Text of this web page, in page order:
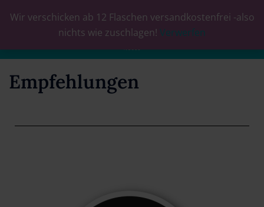
Wir verschicken ab 12 Flaschen versandkostenfrei -also
nichts wie zuschlagen! Verwerfen
0
Empfehlungen